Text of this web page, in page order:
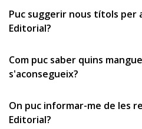
Puc suggerir nous títols per
Editorial?
Com puc saber quins
s'aconsegueix?
On puc informar-me de les
Editorial?